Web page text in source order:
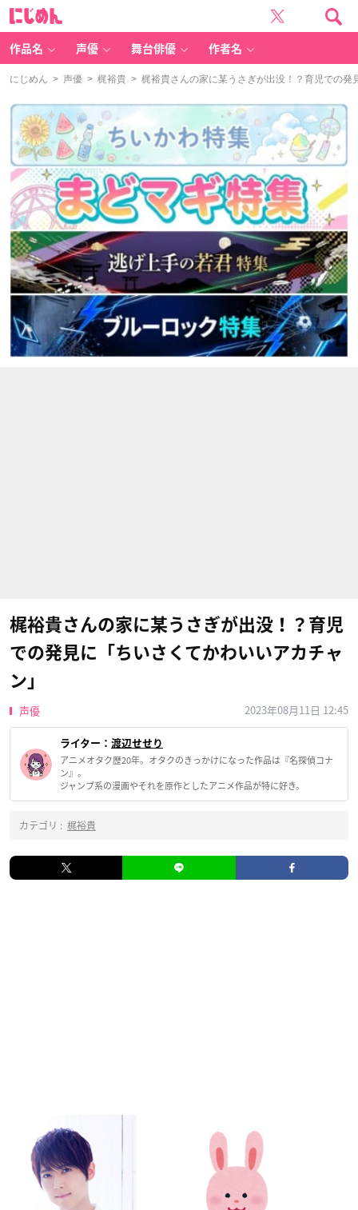
作品名 声優 舞台俳優 作者名
にじめん > 声優 > 梶裕貴 > 梶裕貴さんの家に某うさぎが出没！？育児での発
梶裕貴さんの家に某うさぎが出没！？育児
での発見に「ちいさくてかわいいアカチャ
ン」
声優 2023年08月11日 12:45
ライター： 渡辺せせり
アニメオタク歴20年。オタクのきっかけになった作品は『名探偵コナ
ン』。
ジャンプ系の漫画やそれを原作としたアニメ作品が特に好き。
カテゴリ : 梶裕貴